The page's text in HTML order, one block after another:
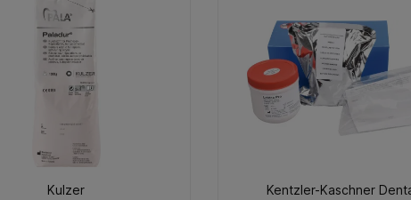
Kulzer
Kentzler-Kaschner